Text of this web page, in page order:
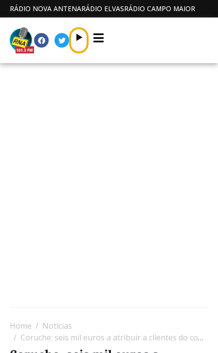
RÁDIO NOVA ANTENARÁDIO ELVASRÁDIO CAMPO MAIOR
Home
Notícias
Coruche: seis mil euros a atribuir a clientes do comércio local